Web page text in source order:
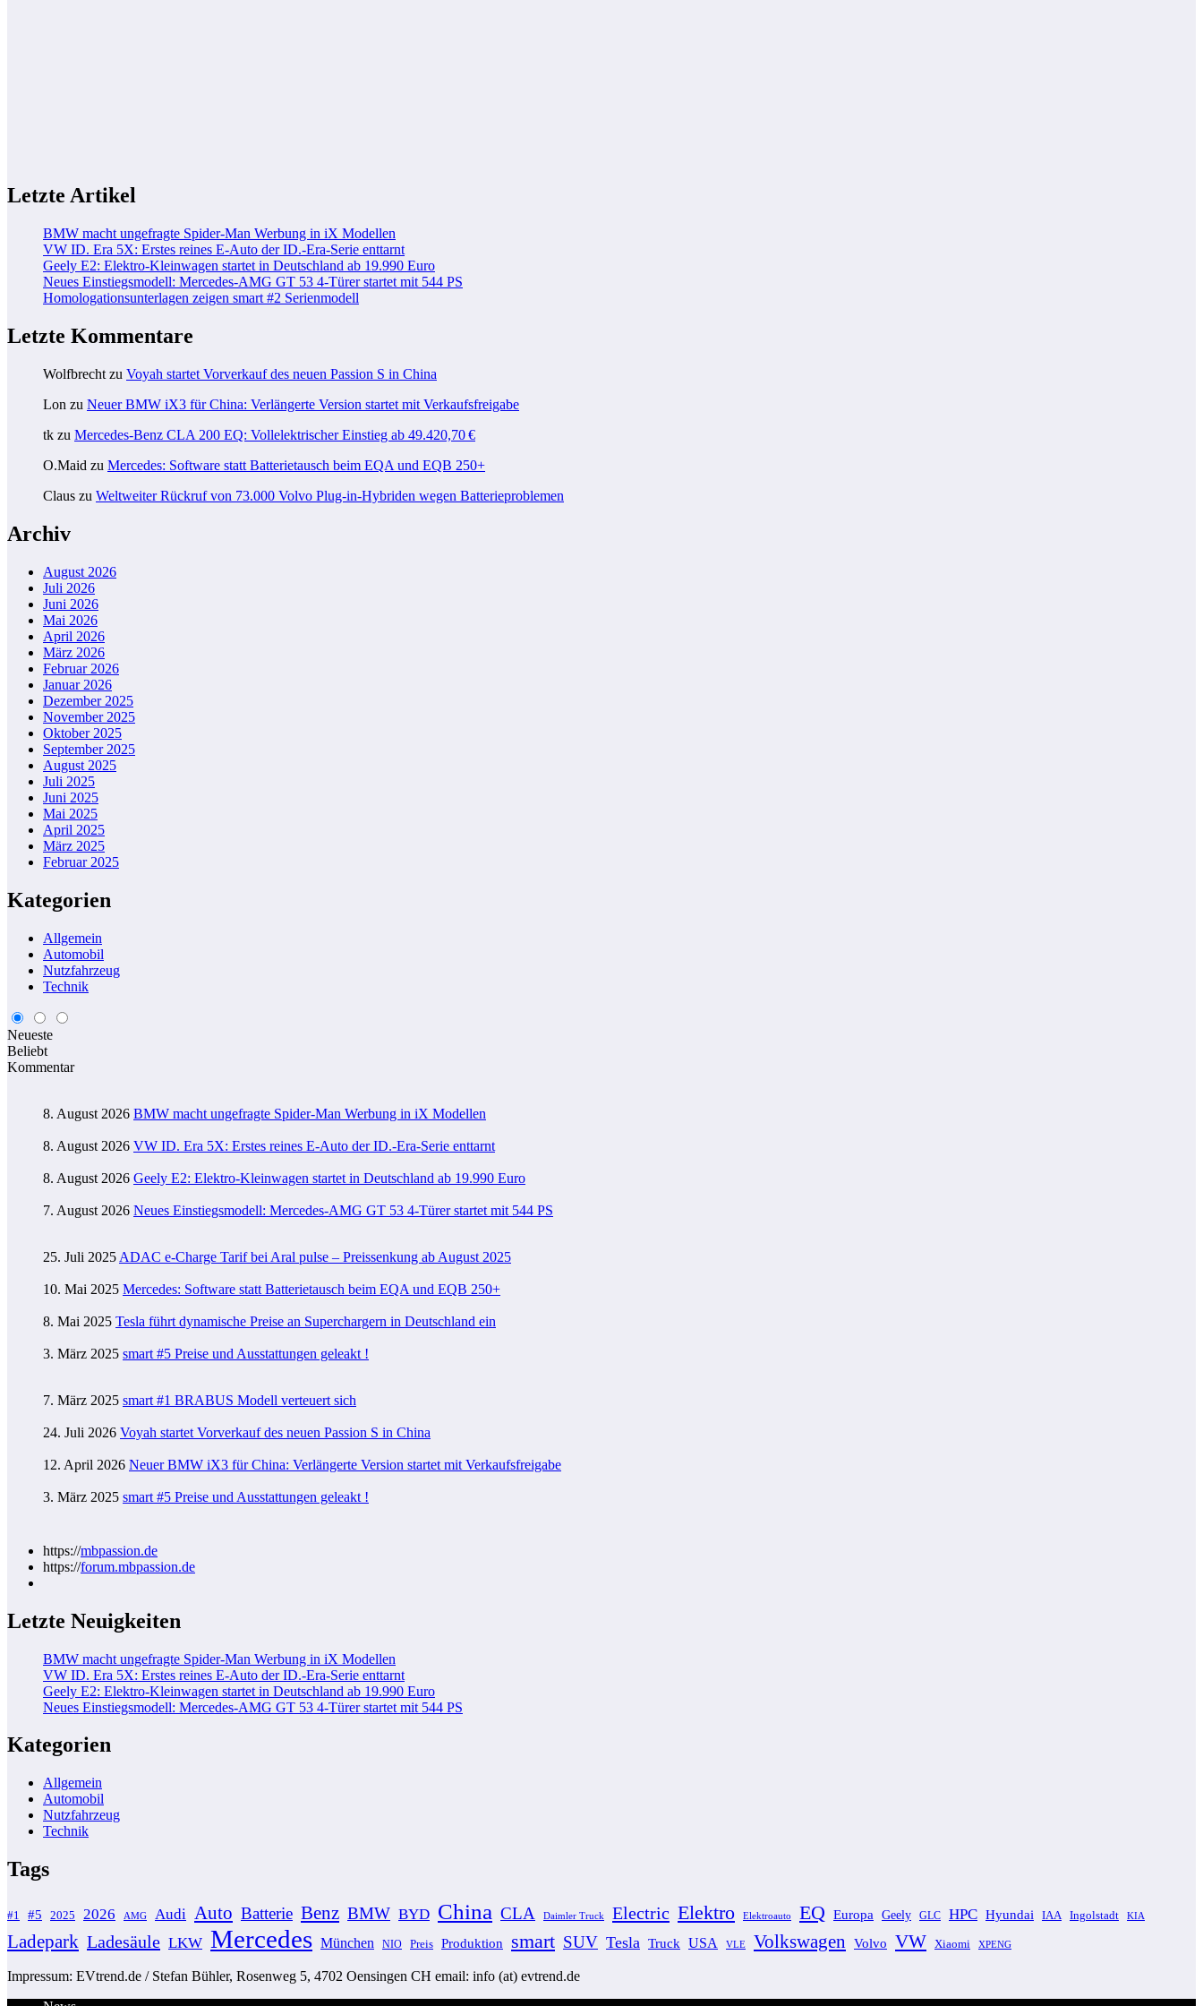
Letzte Artikel
BMW macht ungefragte Spider-Man Werbung in iX Modellen
VW ID. Era 5X: Erstes reines E-Auto der ID.-Era-Serie enttarnt
Geely E2: Elektro-Kleinwagen startet in Deutschland ab 19.990 Euro
Neues Einstiegsmodell: Mercedes-AMG GT 53 4-Türer startet mit 544 PS
Homologationsunterlagen zeigen smart #2 Serienmodell
Letzte Kommentare
Wolfbrecht zu Voyah startet Vorverkauf des neuen Passion S in China
Lon zu Neuer BMW iX3 für China: Verlängerte Version startet mit Verkaufsfreigabe
tk zu Mercedes-Benz CLA 200 EQ: Vollelektrischer Einstieg ab 49.420,70 €
O.Maid zu Mercedes: Software statt Batterietausch beim EQA und EQB 250+
Claus zu Weltweiter Rückruf von 73.000 Volvo Plug-in-Hybriden wegen Batterieproblemen
Archiv
August 2026
Juli 2026
Juni 2026
Mai 2026
April 2026
März 2026
Februar 2026
Januar 2026
Dezember 2025
November 2025
Oktober 2025
September 2025
August 2025
Juli 2025
Juni 2025
Mai 2025
April 2025
März 2025
Februar 2025
Kategorien
Allgemein
Automobil
Nutzfahrzeug
Technik
Neueste
Beliebt
Kommentar
8. August 2026 BMW macht ungefragte Spider-Man Werbung in iX Modellen
8. August 2026 VW ID. Era 5X: Erstes reines E-Auto der ID.-Era-Serie enttarnt
8. August 2026 Geely E2: Elektro-Kleinwagen startet in Deutschland ab 19.990 Euro
7. August 2026 Neues Einstiegsmodell: Mercedes-AMG GT 53 4-Türer startet mit 544 PS
25. Juli 2025 ADAC e-Charge Tarif bei Aral pulse – Preissenkung ab August 2025
10. Mai 2025 Mercedes: Software statt Batterietausch beim EQA und EQB 250+
8. Mai 2025 Tesla führt dynamische Preise an Superchargern in Deutschland ein
3. März 2025 smart #5 Preise und Ausstattungen geleakt !
7. März 2025 smart #1 BRABUS Modell verteuert sich
24. Juli 2026 Voyah startet Vorverkauf des neuen Passion S in China
12. April 2026 Neuer BMW iX3 für China: Verlängerte Version startet mit Verkaufsfreigabe
3. März 2025 smart #5 Preise und Ausstattungen geleakt !
https://mbpassion.de
https://forum.mbpassion.de
Letzte Neuigkeiten
BMW macht ungefragte Spider-Man Werbung in iX Modellen
VW ID. Era 5X: Erstes reines E-Auto der ID.-Era-Serie enttarnt
Geely E2: Elektro-Kleinwagen startet in Deutschland ab 19.990 Euro
Neues Einstiegsmodell: Mercedes-AMG GT 53 4-Türer startet mit 544 PS
Kategorien
Allgemein
Automobil
Nutzfahrzeug
Technik
Tags
#1 #5 2025 2026 AMG Audi Auto Batterie Benz BMW BYD China CLA Daimler Truck Electric Elektro Elektroauto EQ Europa Geely GLC HPC Hyundai IAA Ingolstadt KIA
Ladepark Ladesäule LKW Mercedes München NIO Preis Produktion smart SUV Tesla Truck USA VLE Volkswagen Volvo VW Xiaomi XPENG
Impressum: EVtrend.de / Stefan Bühler, Rosenweg 5, 4702 Oensingen CH email: info (at) evtrend.de